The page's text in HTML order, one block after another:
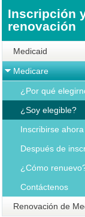
Inscripción
renovación
Medicaid
Medicare
¿Por qué
¿Soy elegible?
Inscribirse ahora
Después de
¿Cómo
Contáctenos
Renovación de